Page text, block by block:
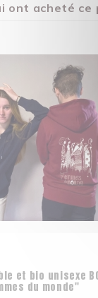
ont acheté
et bio unisexe
du monde"